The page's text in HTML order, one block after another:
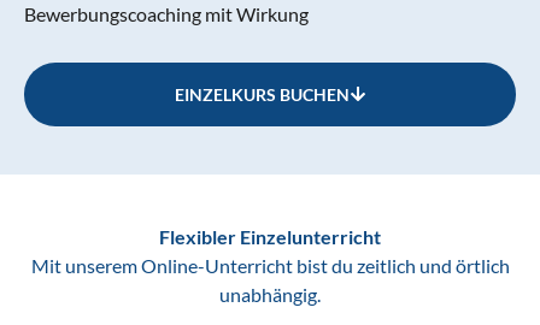
Bewerbungscoaching mit Wirkung
EINZELKURS BUCHEN
Flexibler Einzelunterricht
Mit unserem Online-Unterricht bist du zeitlich und örtlich
unabhängig.